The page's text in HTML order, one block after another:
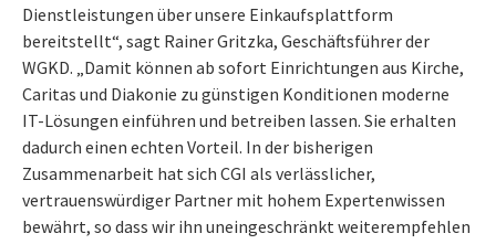
Dienstleistungen über unsere Einkaufsplattform
bereitstellt“, sagt Rainer Gritzka, Geschäftsführer der
WGKD. „Damit können ab sofort Einrichtungen aus Kirche,
Caritas und Diakonie zu günstigen Konditionen moderne
IT-Lösungen einführen und betreiben lassen. Sie erhalten
dadurch einen echten Vorteil. In der bisherigen
Zusammenarbeit hat sich CGI als verlässlicher,
vertrauenswürdiger Partner mit hohem Expertenwissen
bewährt, so dass wir ihn uneingeschränkt weiterempfehlen